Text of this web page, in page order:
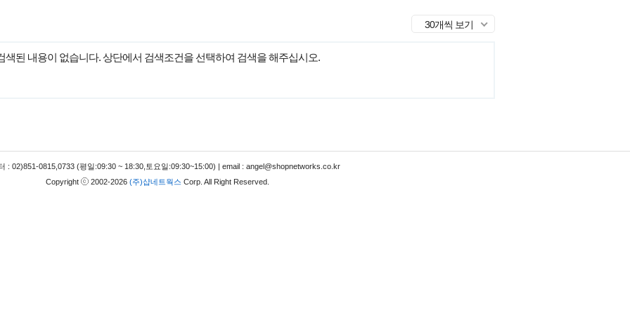
30개씩 보기
색된 내용이 없습니다. 상단에서 검색조건을 선택하여 검색을 해주십시오.
: 02)851-0815,0733 (평일:09:30 ~ 18:30,토요일:09:30~15:00) | email : angel@shopnetworks.co.kr
Copyright
2002-2026 (주)샵네트웍스 Corp. All Right Reserved.